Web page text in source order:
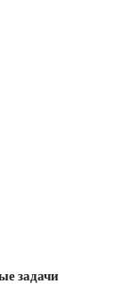
задачи